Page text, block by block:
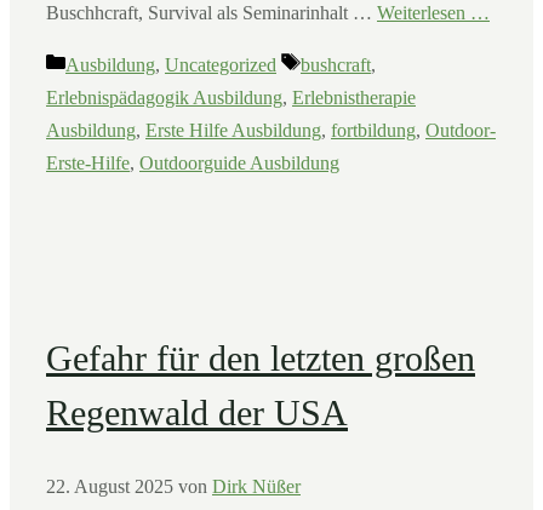
Buschhcraft, Survival als Seminarinhalt … Weiterlesen …
Kategorien
Ausbildung, Uncategorized Schlagwörter
bushcraft,
Erlebnispädagogik Ausbildung, Erlebnistherapie
Ausbildung, Erste Hilfe Ausbildung, fortbildung, Outdoor-
Erste-Hilfe, Outdoorguide Ausbildung
Gefahr für den letzten großen
Regenwald der USA
22. August 2025 von Dirk Nüßer